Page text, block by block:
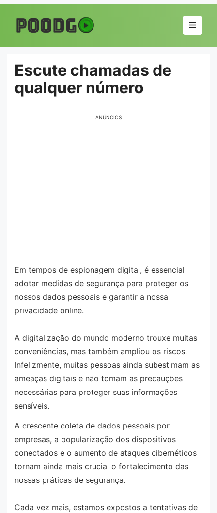
para
conteúdo
Menu
Escute chamadas de
qualquer número
ANÚNCIOS
Em tempos de espionagem digital, é essencial
adotar medidas de segurança para proteger os
nossos dados pessoais e garantir a nossa
privacidade online.
A digitalização do mundo moderno trouxe muitas
conveniências, mas também ampliou os riscos.
Infelizmente, muitas pessoas ainda subestimam as
ameaças digitais e não tomam as precauções
necessárias para proteger suas informações
sensíveis.
A crescente coleta de dados pessoais por
empresas, a popularização dos dispositivos
conectados e o aumento de ataques cibernéticos
tornam ainda mais crucial o fortalecimento das
nossas práticas de segurança.
Cada vez mais, estamos expostos a tentativas de